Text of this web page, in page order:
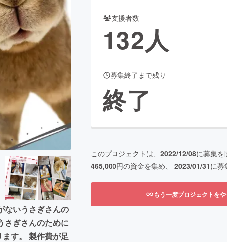
ビューティー・ヘルスケア
Good
と納税machi-yaコミュニティ
ないうさぎさんの
さぎさんのために
す。 製作費が足
支援者数
132人
募集終了まで残り
終了
このプロジェクトは、 2022/12/08に募集を
465,000円の資金を集め、 2023/01/31に募
もう一度プロジェクトを